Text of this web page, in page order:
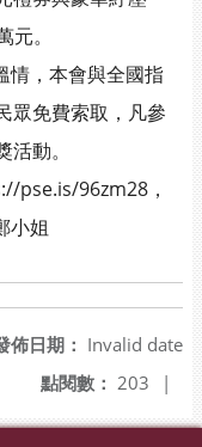
。
情，本會與全國指
眾免費索取，凡參
動。
pse.is/96zm28，
小姐
佈日期： Invalid date
點閱數： 203 |